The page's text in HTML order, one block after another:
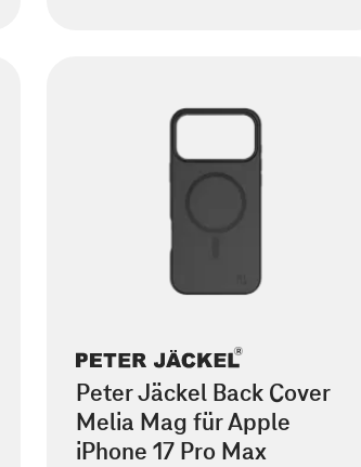
Peter Jäckel Back Cover
Melia Mag für Apple
iPhone 17 Pro Max